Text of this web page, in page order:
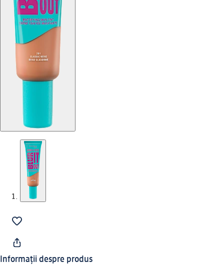
Informații despre produs